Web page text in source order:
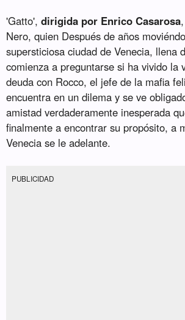
'Gatto',dirigida por Enrico Casarosa
Nero, quien Después de años
supersticiosa ciudad de Venecia, llena
comienza a preguntarse si ha vivido la
deuda con Rocco, el jefe de la mafia
encuentra en un dilema y se ve
amistad verdaderamente inesperada
finalmente a encontrar su propósito, a
Venecia se le adelante.
PUBLICIDAD